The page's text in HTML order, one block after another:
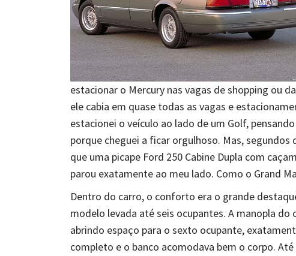
estacionar o Mercury nas vagas de shopping ou
ele cabia em quase todas as vagas e
estacionei o veículo ao lado de um Golf,
porque cheguei a ficar orgulhoso. Mas,
que uma picape Ford 250 Cabine Dupla com
parou exatamente ao meu lado. Como o Grand
Dentro do carro, o conforto era o grande
modelo levada até seis ocupantes. A manopla
abrindo espaço para o sexto ocupante,
completo e o banco acomodava bem o corpo.